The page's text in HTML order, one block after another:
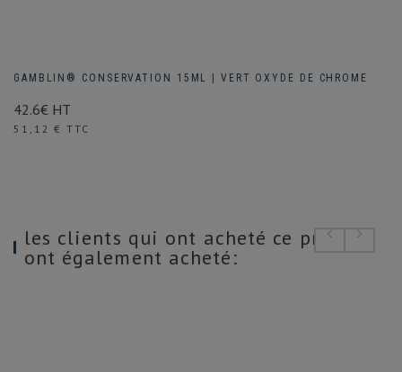
GAMBLIN® CONSERVATION 15ML | VERT OXYDE DE CHROME
42.6€ HT
Prix
51,12 € TTC
les clients qui ont acheté ce produit
ont également acheté: